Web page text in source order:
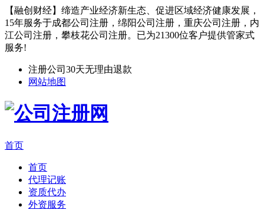
【融创财经】缔造产业经济新生态、促进区域经济健康发展，
15年服务于成都公司注册，绵阳公司注册，重庆公司注册，内
江公司注册，攀枝花公司注册。已为21300位客户提供管家式
服务!
注册公司30天无理由退款
网站地图
首页
首页
代理记账
资质代办
外资服务